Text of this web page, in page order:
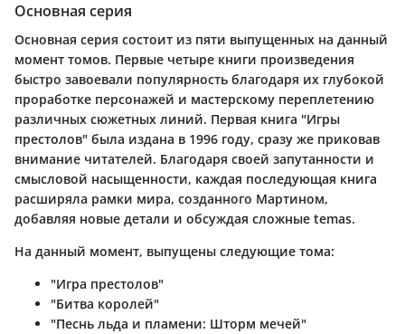
Основная серия
Основная серия состоит из пяти выпущенных на данный
момент томов. Первые четыре книги произведения
быстро завоевали популярность благодаря их глубокой
проработке персонажей и мастерскому переплетению
различных сюжетных линий. Первая книга "Игры
престолов" была издана в 1996 году, сразу же приковав
внимание читателей. Благодаря своей запутанности и
смысловой насыщенности, каждая последующая книга
расширяла рамки мира, созданного Мартином,
добавляя новые детали и обсуждая сложные temas.
На данный момент, выпущены следующие тома:
"Игра престолов"
"Битва королей"
"Песнь льда и пламени: Шторм мечей"